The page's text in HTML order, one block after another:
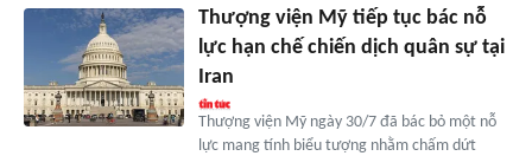
Thượng viện Mỹ tiếp tục bác nỗ
lực hạn chế chiến dịch quân sự tại
Iran
Thượng viện Mỹ ngày 30/7 đã bác bỏ một nỗ
lực mang tính biểu tượng nhằm chấm dứt